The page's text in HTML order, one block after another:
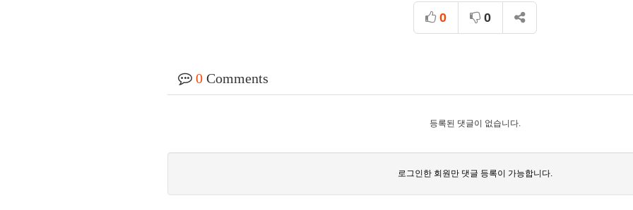
0 0
0 Comments
등록된 댓글이 없습니다.
로그인한 회원만 댓글 등록이 가능합니다.